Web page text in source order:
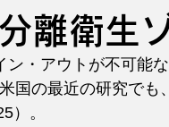
離衛生
国の最近の研究で
）。